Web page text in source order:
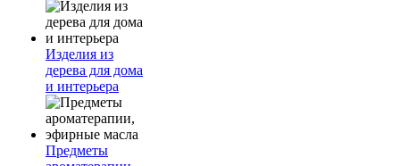
Изделия из
дерева для дома
и интерьера
Предметы